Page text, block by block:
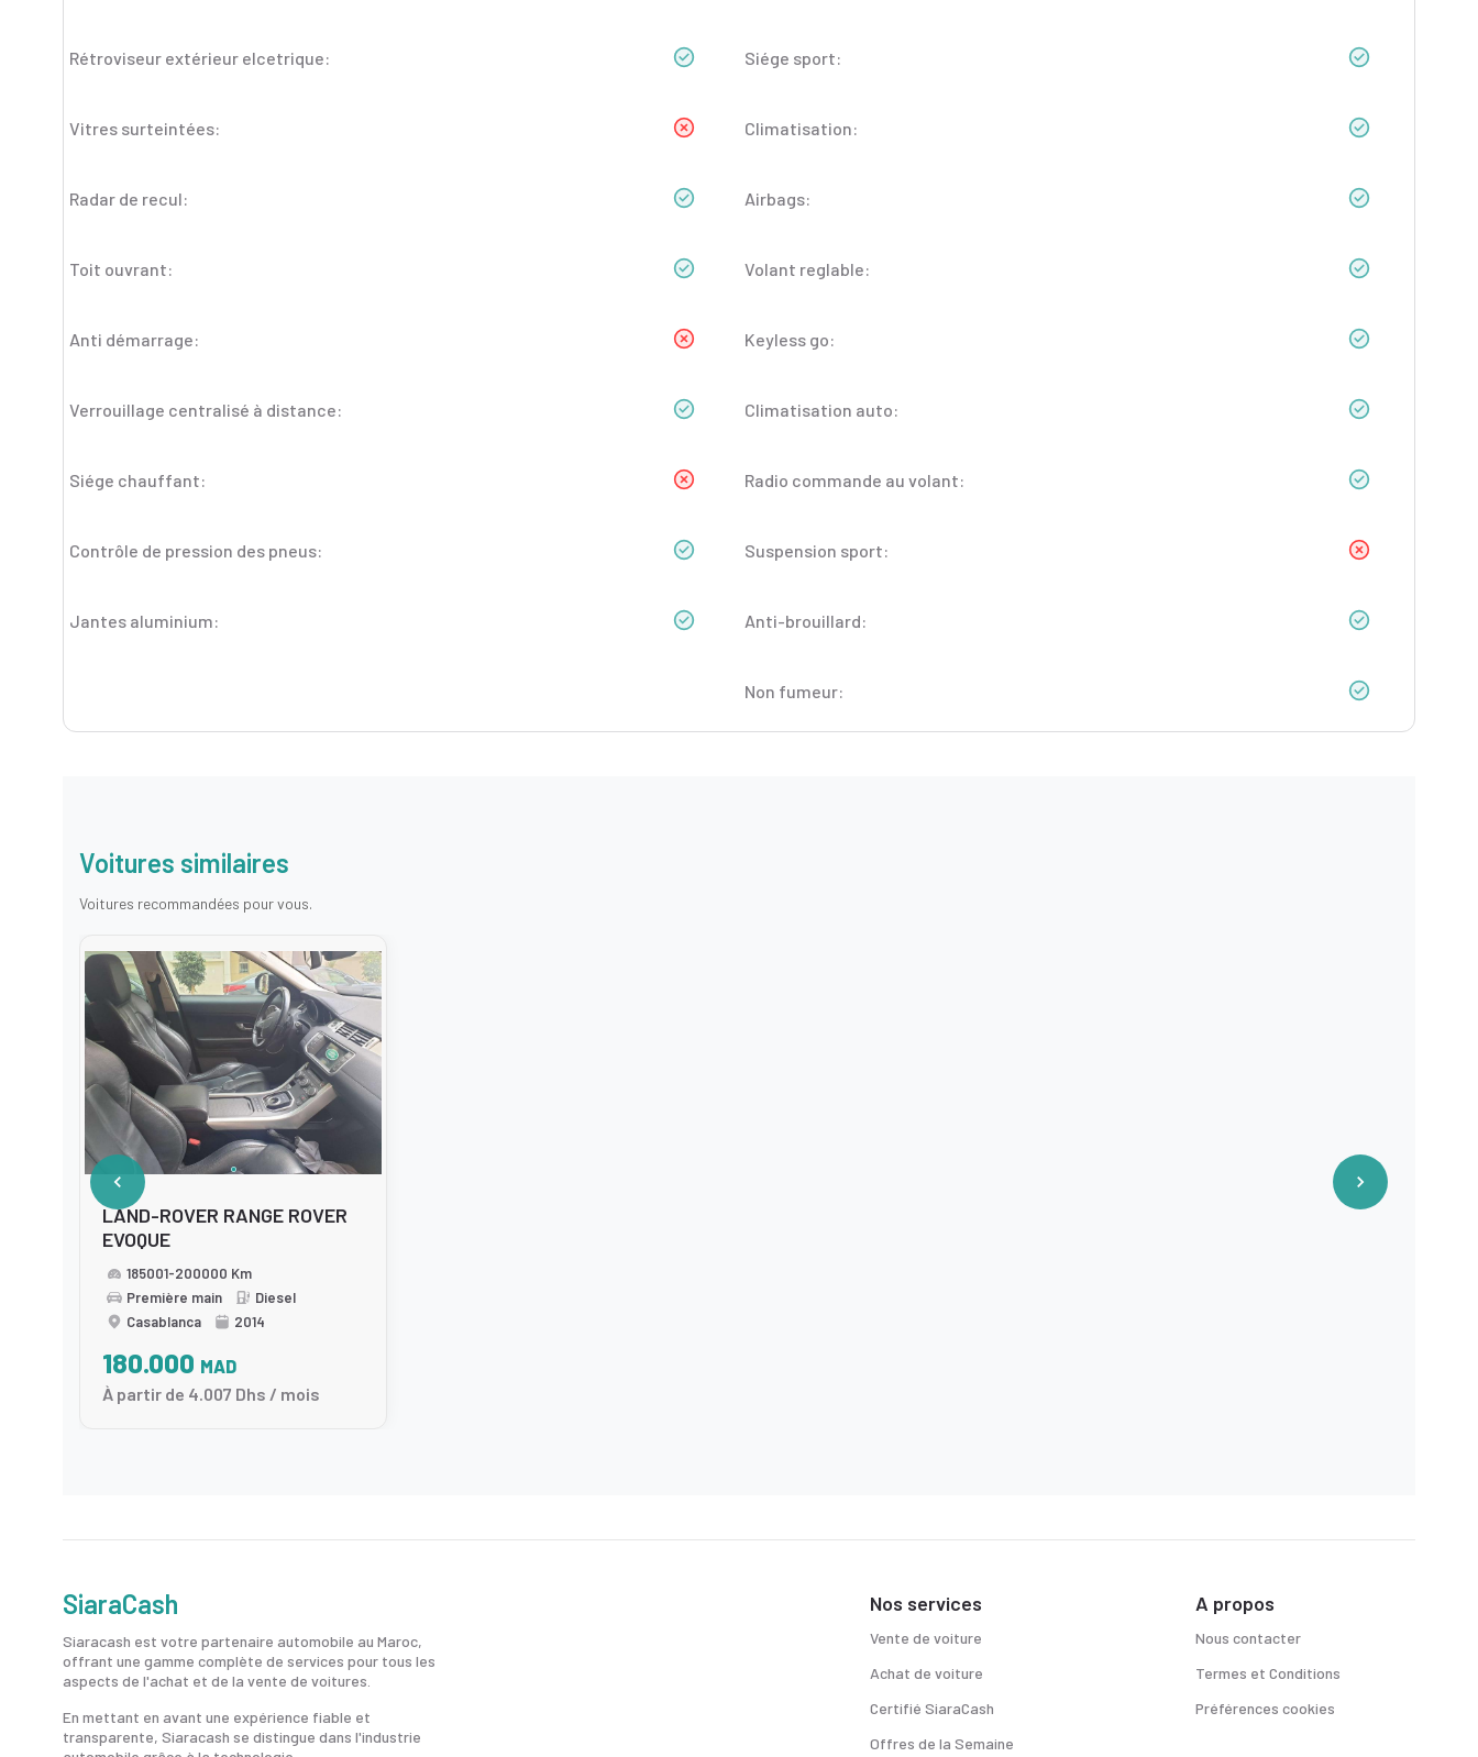
Rétroviseur extérieur elcetrique:
Vitres surteintées:
Radar de recul:
Toit ouvrant:
Anti démarrage:
Verrouillage centralisé à distance:
Siége chauffant:
Contrôle de pression des pneus:
Jantes aluminium:
Siége sport:
Climatisation:
Airbags:
Volant reglable:
Keyless go:
Climatisation auto:
Radio commande au volant:
Suspension sport:
Anti-brouillard:
Non fumeur:
Voitures similaires
Voitures recommandées pour vous.
LAND-ROVER RANGE ROVER
EVOQUE
185001-200000 Km
Première main
Diesel
Casablanca
2014
180.000 MAD
À partir de 4.007 Dhs / mois
SiaraCash
Siaracash est votre partenaire automobile au Maroc,
offrant une gamme complète de services pour tous les
aspects de l'achat et de la vente de voitures.
En mettant en avant une expérience fiable et
transparente, Siaracash se distingue dans l'industrie
Nos services
Vente de voiture
Achat de voiture
Certifié SiaraCash
Offres de la Semaine
A propos
Nous contacter
Termes et Conditions
Préférences cookies